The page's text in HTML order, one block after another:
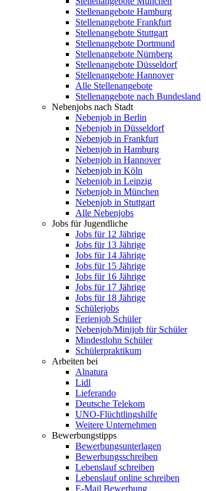
Stellenangebote Hamburg
Stellenangebote Frankfurt
Stellenangebote Stuttgart
Stellenangebote Dortmund
Stellenangebote Nürnberg
Stellenangebote Düsseldorf
Stellenangebote Hannover
Alle Stellenangebote
Stellenangebote nach Bundesland
Nebenjobs nach Stadt
Nebenjob in Berlin
Nebenjob in Düsseldorf
Nebenjob in Frankfurt
Nebenjob in Hamburg
Nebenjob in Hannover
Nebenjob in Köln
Nebenjob in Leipzig
Nebenjob in München
Nebenjob in Stuttgart
Alle Nebenjobs
Jobs für Jugendliche
Jobs für 12 Jährige
Jobs für 13 Jährige
Jobs für 14 Jährige
Jobs für 15 Jährige
Jobs für 16 Jährige
Jobs für 17 Jährige
Jobs für 18 Jährige
Schülerjobs
Ferienjob Schüler
Nebenjob/Minijob für Schüler
Mindestlohn Schüler
Schülerpraktikum
Arbeiten bei
Alnatura
Lidl
Lieferando
Deutsche Telekom
UNO-Flüchtlingshilfe
Weitere Unternehmen
Bewerbungstipps
Bewerbungsunterlagen
Bewerbungsschreiben
Lebenslauf schreiben
Lebenslauf online schreiben
E-Mail Bewerbung